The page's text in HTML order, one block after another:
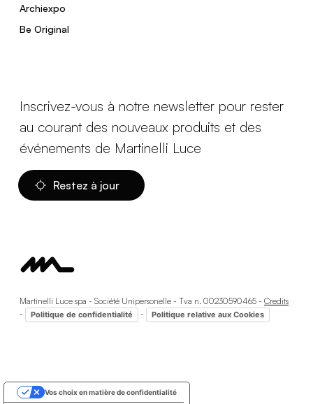
Archiexpo
Be Original
Inscrivez-vous à notre newsletter pour rester
au courant des nouveaux produits et des
événements de Martinelli Luce
Restez à jour
Martinelli Luce spa - Société Unipersonelle - Tva n. 00230590465 - Credits
-
Politique de confidentialité - Politique relative aux Cookies
Vos choix en matière de confidentialité